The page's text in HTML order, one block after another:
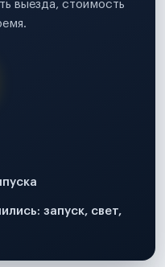
выезда, стоимость
запуск, свет,